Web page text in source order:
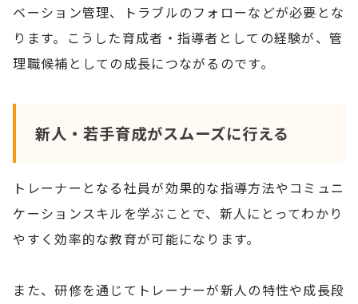
ベーション管理、トラブルのフォローなどが必要とな
ります。こうした育成者・指導者としての経験が、管
理職候補としての成長につながるのです。
新人・若手育成がスムーズに行える
トレーナーとなる社員が効果的な指導方法やコミュニ
ケーションスキルを学ぶことで、新人にとってわかり
やすく効率的な教育が可能になります。
また、研修を通じてトレーナーが新人の特性や成長段